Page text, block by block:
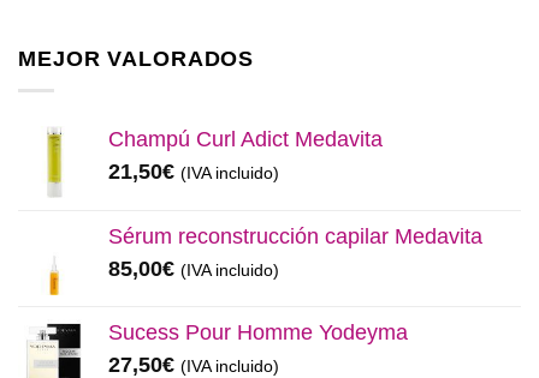
era:
es:
MEJOR VALORADOS
Champú Curl Adict Medavita
21,50€ (IVA incluido)
Sérum reconstrucción capilar Medavita
85,00€ (IVA incluido)
Sucess Pour Homme Yodeyma
27,50€ (IVA incluido)